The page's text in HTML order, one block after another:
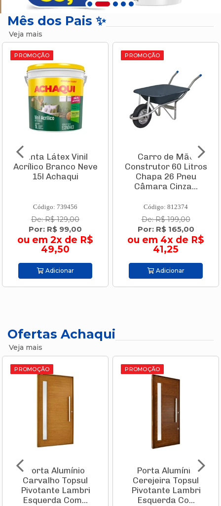
Mês dos Pais ✨
Veja mais
PROMOÇÃO
Carro de Mão
Construtor 60 Litros
Chapa 26 Pneu
Código: 812374
De: R$ 199,00
Por: R$ 165,00
ou em 4x de R$
41,25
Adicionar
PROMOÇÃO
Aspirador de Pó
Vertical Vcl 1 Stick
1000w 220v
11982210 Ka...
Código: 835935
De: R$ 231,10
Por: R$ 179,00
ou em 4x de R$
44,75
Adicionar
Ofertas Achaqui
Veja mais
Topsul
Lambri
Com...
Porta Alumínio
Cerejeira Topsul
Pivotante Lambri
Esquerda Co...
Caixa
Branco